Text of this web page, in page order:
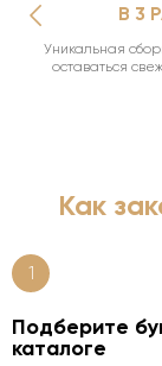
В 3
Уникальная
оставаться
Как
1
Подберите
каталоге